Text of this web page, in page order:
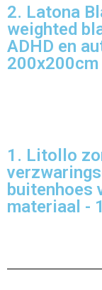
2. Latona
weighted
ADHD en
200x200cm
1. Litollo
buitenhoes
materiaal -